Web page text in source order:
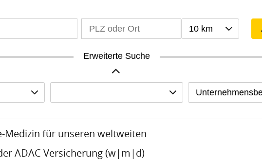
10 km
Erweiterte Suche
Medizin für unseren weltweiten
ADAC Versicherung (w|m|d)